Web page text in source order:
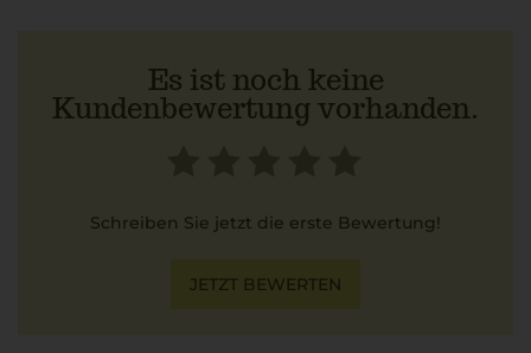
Es ist noch keine
Kundenbewertung vorhanden.
Schreiben Sie jetzt die erste Bewertung!
JETZT BEWERTEN